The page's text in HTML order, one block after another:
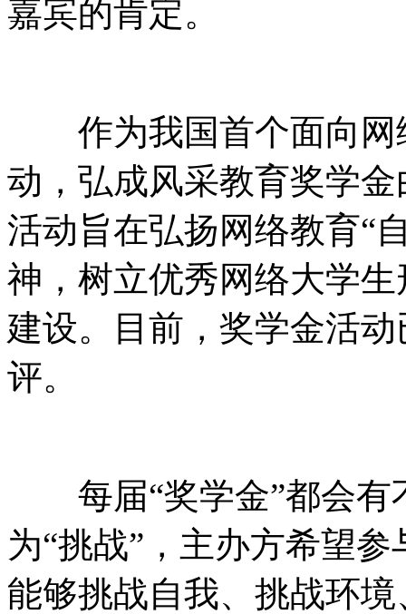
嘉宾的肯定。
作为我国首个面向网
动，弘成风采教育奖学
活动旨在弘扬网络教育“
神，树立优秀网络大学
建设。目前，奖学金活
评。
每届“奖学金”都会有
为“挑战”，主办方希望
能够挑战自我、挑战环